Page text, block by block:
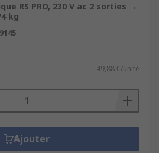
RS PRO, 230 V ac 2 sorties →
kg
49,88 €/unité
Ajouter